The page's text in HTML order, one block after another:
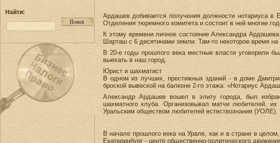
Найти:
Ардашев добивается получения должности нотариуса в
Отделения тюремного комитета и состоит в ней многие
К этому времени личное состояние Александра
Шарташ с 6 десятинами земли. Там-то некоторое время
В 20-е годы прошлого века местные власти уговорили
выехать в наш город.
Юрист и шахматист
В одном из лучших, престижных зданий - в доме
броской вывеской на балконе 2-го этажа: «Нотариус
Александр Ардашев вошел в элиту города, был
шахматного клуба. Организовывал матчи любителей,
Уральским обществом любителей естествознания (УОЛЕ).
В начале прошлого века на Урале, как и в стране в
Екатеринбург - центр общественно-политического